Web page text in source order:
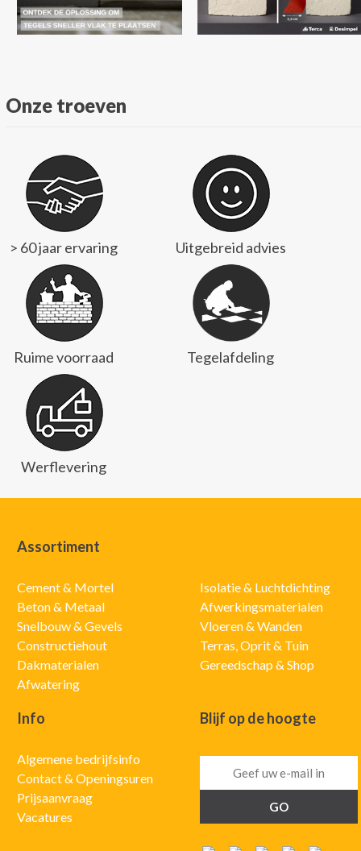
Onze troeven
> 60 jaar ervaring Uitgebreid advies
Ruime voorraad Tegelafdeling
Werflevering
Assortiment
Cement & Mortel
Beton & Metaal
Snelbouw & Gevels
Constructiehout
Dakmaterialen
Afwatering
Isolatie & Luchtdichting
Afwerkingsmaterialen
Vloeren & Wanden
Terras, Oprit & Tuin
Gereedschap & Shop
Info
Algemene bedrijfsinfo
Contact & Openingsuren
Prijsaanvraag
Vacatures
Blijf op de hoogte